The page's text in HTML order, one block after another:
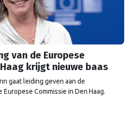
van de Europese
krijgt nieuwe baas
gaat leiding geven aan de
Commissie in Den Haag.